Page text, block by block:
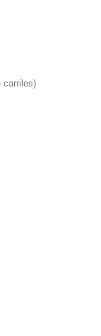
carriles)